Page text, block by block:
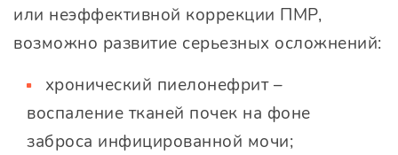
или неэффективной коррекции ПМР,
возможно развитие серьезных осложнений:
хронический пиелонефрит –
воспаление тканей почек на фоне
заброса инфицированной мочи;